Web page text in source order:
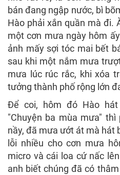
bán đang ngập nước, bì
Hào phải xắn quần mà đi.
một cơn mưa ngày hôm
ảnh mấy sợi tóc mai bết
sau khi một nắm mưa
mưa lúc rúc rắc, khi xóa
tưởng thành phố rộng lớn
Để coi, hôm đó Hào
"Chuyện ba mùa mưa"
nầy, đã mưa ướt át mà hát
lỗi nhiều cho cơn mưa
micro và cái loa cứ nấc
anh biết chúng đã có